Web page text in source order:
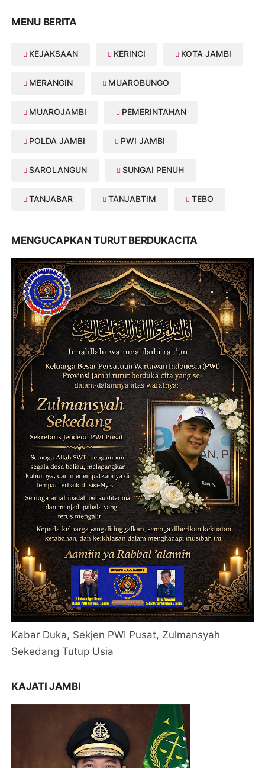
MENU BERITA
KEJAKSAAN KERINCI KOTA JAMBI
MERANGIN MUAROBUNGO
MUAROJAMBI PEMERINTAHAN
POLDA JAMBI PWI JAMBI
SAROLANGUN SUNGAI PENUH
TANJABAR TANJABTIM TEBO
MENGUCAPKAN TURUT BERDUKACITA
Kabar Duka, Sekjen PWI Pusat, Zulmansyah
Sekedang Tutup Usia
KAJATI JAMBI